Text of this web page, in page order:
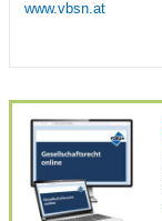
www.vbsn.at